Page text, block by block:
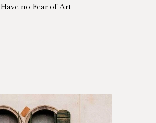
Have no Fear of Art